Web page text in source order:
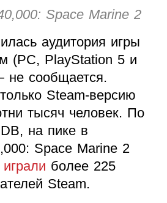
Space Marine 2
аудитория игры
(PC, PlayStation 5 и
сообщается.
Steam-версию
тысяч человек. По
на пике в
Space Marine 2
играли более 225
Steam.